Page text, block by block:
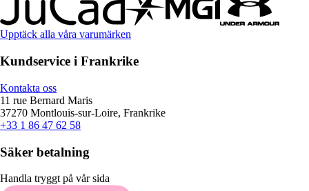
Upptäck alla våra varumärken
Kundservice i Frankrike
Kontakta oss
11 rue Bernard Maris
37270 Montlouis-sur-Loire, Frankrike
+33 1 86 47 62 58
Säker betalning
Handla tryggt på vår sida